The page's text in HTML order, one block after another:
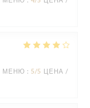
МЕНЮ : 5/5 ЦЕНА /